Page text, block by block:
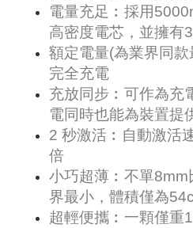
電量充足︰採用
高密度電芯，並擁有
額定電量(為業界同
完全充電
充放同步︰可作為充
電同時也能為裝置提
2 秒激活︰自動激活
倍
小巧超薄︰不單
界最小，體積僅為
超輕便攜︰一顆僅重